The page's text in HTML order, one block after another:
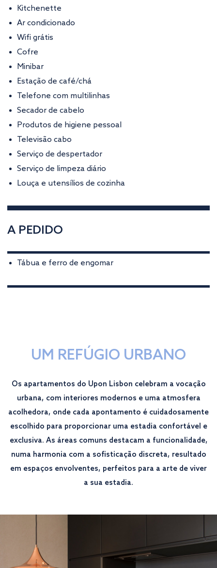
Kitchenette
Ar condicionado
Wifi grátis
Cofre
Minibar
Estação de café/chá
Telefone com multilinhas
Secador de cabelo
Produtos de higiene pessoal
Televisão cabo
Serviço de despertador
Serviço de limpeza diário
Louça e utensílios de cozinha
A PEDIDO
Tábua e ferro de engomar
UM REFÚGIO URBANO
Os apartamentos do Upon Lisbon celebram a vocação
urbana, com interiores modernos e uma atmosfera
acolhedora, onde cada apontamento é cuidadosamente
escolhido para proporcionar uma estadia confortável e
exclusiva. As áreas comuns destacam a funcionalidade,
numa harmonia com a sofisticação discreta, resultado
em espaços envolventes, perfeitos para a arte de viver
a sua estadia.